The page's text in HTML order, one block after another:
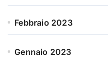
Febbraio 2023
Gennaio 2023